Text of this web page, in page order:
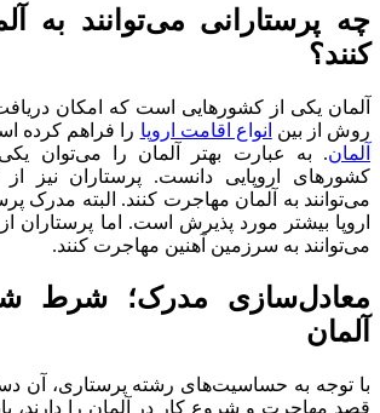
چه پرستارانی می‌توانند به
کنند؟
آلمان یکی از کشورهایی است که امکان
روش از بین انواع اقامت اروپا را فراهم کرده
آلمان. به عبارت بهتر آلمان را می‌توان یکی
کشورهای اروپایی دانست. پرستاران نیز
می‌توانند به آلمان مهاجرت کنند. البته مدرک
اروپا بیشتر مورد پذیرش است. اما پرستاران
می‌توانند به سرزمین آهنین مهاجرت کنند.
معادل‌سازی مدرک؛ شرط
آلمان
با توجه به حساسیت‌های رشته پرستاری، آن
قصد مهاجرت و شروع کار در آلمان را دارند،